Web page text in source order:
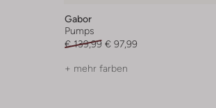
Gabor
Pumps
€ 139,99 € 97,99
+ mehr farben